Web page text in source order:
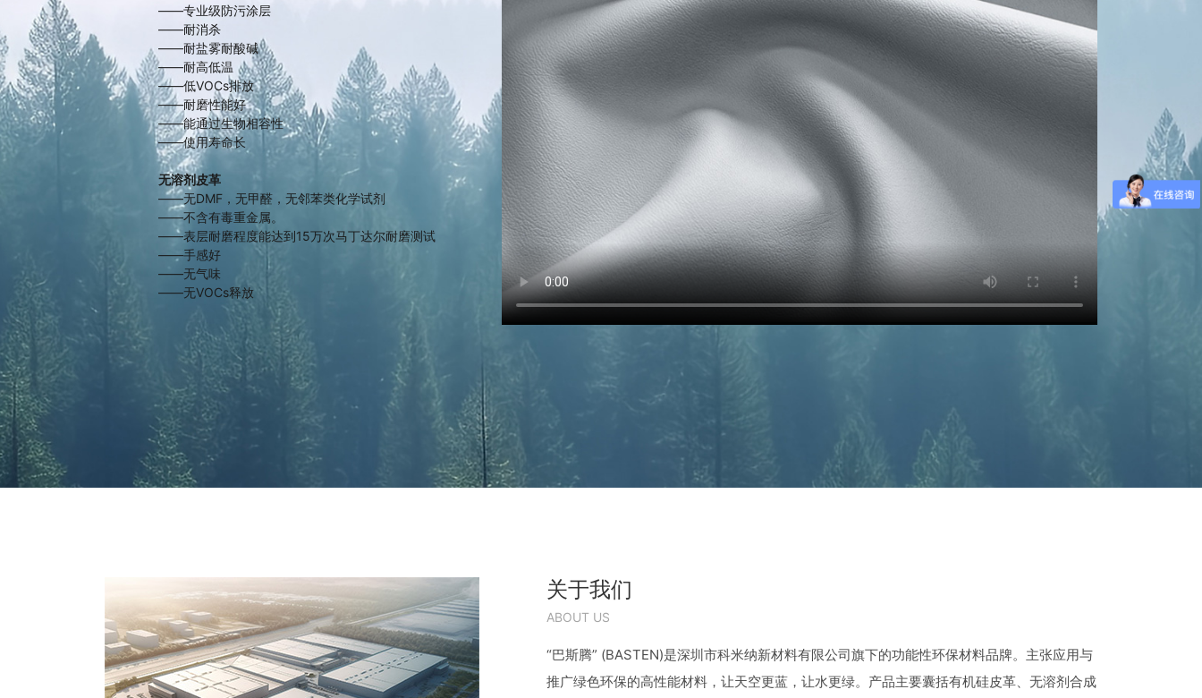
——专业级防污涂层
——耐消杀
——耐盐雾耐酸碱
——耐高低温
——低VOCs排放
——耐磨性能好
——能通过生物相容性
——使用寿命长
无溶剂皮革
——无DMF，无甲醛，无邻苯类化学试剂
——不含有毒重金属。
——表层耐磨程度能达到15万次马丁达尔耐磨测试
——手感好
——无气味
——无VOCs释放
关于我们
ABOUT US
“巴斯腾” (BASTEN)是深圳市科米纳新材料有限公司旗下的功能性环保材料品牌。主张应用与
推广绿色环保的高性能材料，让天空更蓝，让水更绿。产品主要囊括有机硅皮革、无溶剂合成